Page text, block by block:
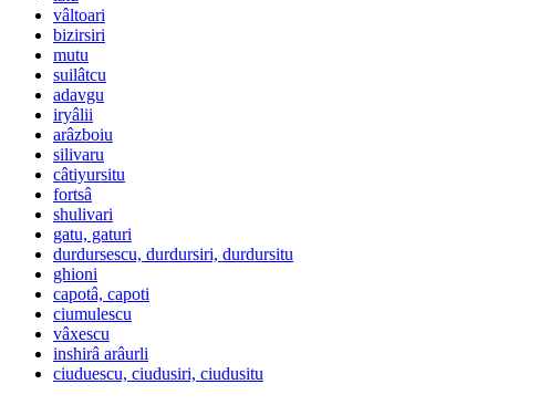
vâltoari
bizirsiri
mutu
suilâtcu
adavgu
iryâlii
arâzboiu
silivaru
câtiyursitu
fortsâ
shulivari
gatu, gaturi
durdursescu, durdursiri, durdursitu
ghioni
capotâ, capoti
ciumulescu
vâxescu
inshirâ arâurli
ciuduescu, ciudusiri, ciudusitu